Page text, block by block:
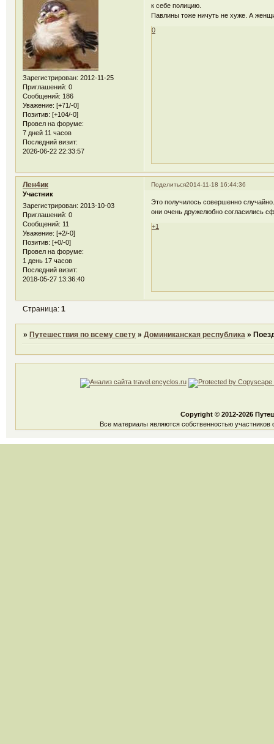
Зарегистрирован: 2012-11-25
Приглашений: 0
Сообщений: 186
Уважение: [+71/-0]
Позитив: [+104/-0]
Провел на форуме:
7 дней 11 часов
Последний визит:
2026-06-22 22:33:57
к себе полицию.
Павлины тоже ничуть не хуже. А
0
Поделиться2014-11-18 16:44:36
Лен4ик
Участник
Зарегистрирован: 2013-10-03
Приглашений: 0
Сообщений: 11
Уважение: [+2/-0]
Позитив: [+0/-0]
Провел на форуме:
1 день 17 часов
Последний визит:
2018-05-27 13:36:40
Это получилось совершенно
они очень дружелюбно согласились
+1
Страница:1
»Путешествия по всему свету »Доминиканская республика »
Copyright © 2012-2026
Все материалы являются собственностью